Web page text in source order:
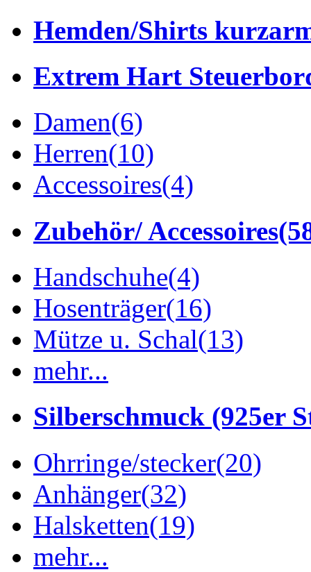
Hemden/Shirts
Extrem Hart
Damen(6)
Herren(10)
Accessoires(4)
Zubehör/ Accessoires
Handschuhe(4)
Hosenträger(16)
Mütze u. Schal(13)
mehr...
Silberschmuck (925er
Ohrringe/stecker(20)
Anhänger(32)
Halsketten(19)
mehr...